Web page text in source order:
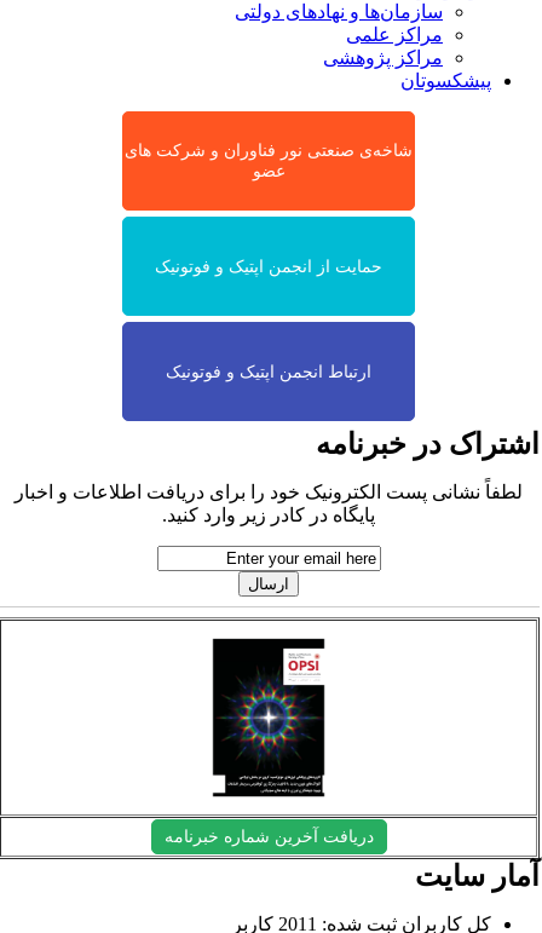
سازمان‌ها و نهادهای دولتی
مراکز علمی
مراکز پژوهشی
پیشکسوتان
شاخه‌ی صنعتی نور فناوران و شرکت های
عضو
حمایت از انجمن اپتیک و فوتونیک
ارتباط انجمن اپتیک و فوتونیک
در خبرنامه
لطفاً نشانی پست الکترونیک خود را برای دریافت اطلاعات و اخبار
پایگاه در کادر زیر وارد کنید.
دریافت آخرین شماره خبرنامه
سایت
کل کاربران ثبت شده: 2011 کاربر